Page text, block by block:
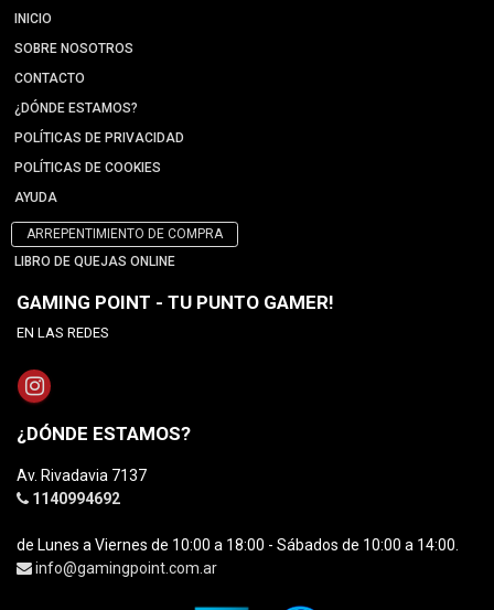
INICIO
SOBRE NOSOTROS
CONTACTO
¿DÓNDE ESTAMOS?
POLÍTICAS DE PRIVACIDAD
POLÍTICAS DE COOKIES
AYUDA
ARREPENTIMIENTO DE COMPRA
LIBRO DE QUEJAS ONLINE
GAMING POINT - TU PUNTO GAMER!
EN LAS REDES
¿DÓNDE ESTAMOS?
Av. Rivadavia 7137
1140994692
de Lunes a Viernes de 10:00 a 18:00 - Sábados de 10:00 a 14:00.
info@gamingpoint.com.ar